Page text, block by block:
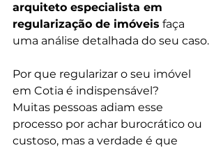
arquiteto especialista em
regularização de imóveis faça
uma análise detalhada do seu caso.
Por que regularizar o seu imóvel
em Cotia é indispensável?
Muitas pessoas adiam esse
processo por achar burocrático ou
custoso, mas a verdade é que